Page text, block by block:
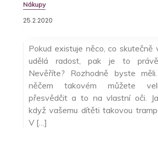
Nákupy
25.2.2020
Pokud existuje něco, co skutečně
udělá radost, pak je to právě
Nevěříte? Rozhodně byste
něčem takovém můžete
přesvědčit a to na vlastní oči.
když vašemu dítěti takovou
V […]